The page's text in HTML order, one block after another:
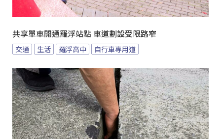
共享單車開通羅浮站點 車道劃設受限路窄
交通 生活 羅浮高中 自行車專用道